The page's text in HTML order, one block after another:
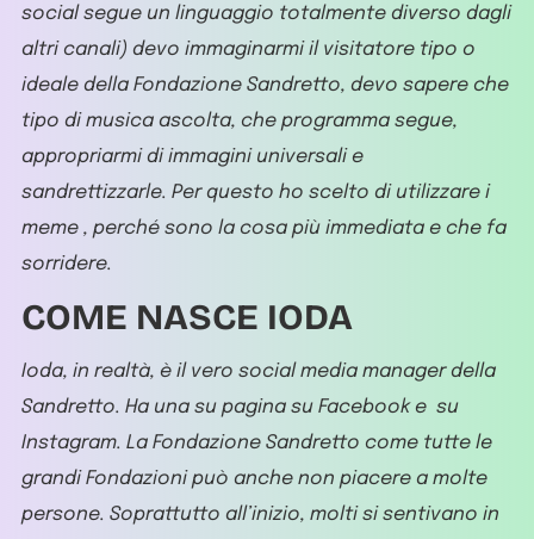
social segue un linguaggio totalmente diverso dagli
altri canali) devo immaginarmi il visitatore tipo o
ideale della Fondazione Sandretto, devo sapere che
tipo di musica ascolta, che programma segue,
appropriarmi di immagini universali e
sandrettizzarle. Per questo ho scelto di utilizzare i
meme , perché sono la cosa più immediata e che fa
sorridere.
COME NASCE IODA
Ioda, in realtà, è il vero social media manager della
Sandretto. Ha una su pagina su Facebook e su
Instagram. La Fondazione Sandretto come tutte le
grandi Fondazioni può anche non piacere a molte
persone. Soprattutto all’inizio, molti si sentivano in